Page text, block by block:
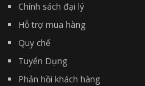
Chính sách đại lý
Hỗ trợ mua hàng
Quy chế
Tuyển Dụng
Phản hồi khách hàng